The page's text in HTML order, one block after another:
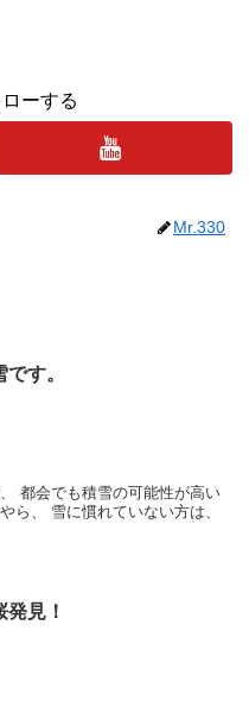
ーする
Mr.330
す。
都会でも積雪の可能性が高い
ら、 雪に慣れていない方は、
発見！